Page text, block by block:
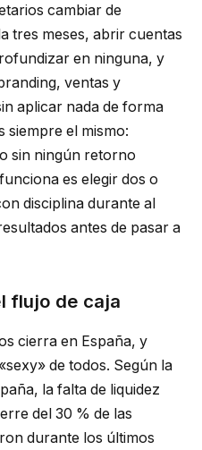
cambiar de
tres meses, abrir cuentas
en ninguna, y
ventas y
aplicar nada de forma
siempre el mismo:
sin ningún retorno
es elegir dos o
disciplina durante al
antes de pasar a
flujo de caja
cierra en España, y
de todos. Según la
la falta de liquidez
del 30 % de las
durante los últimos